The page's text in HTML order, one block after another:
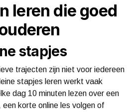
leren die goed
stapjes
trajecten zijn niet voor iedereen
stapjes leren werkt vaak
dag 10 minuten lezen over een
korte online les volgen of